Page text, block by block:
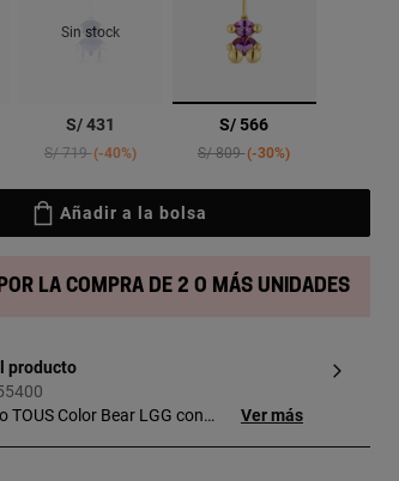
Sin stock
S/ 431
Price reduced from
S/ 719to-40%
seleccionado
S/ 566
Price reduced from
S/ 809to-30%
Añadir a la bolsa
la compra de 2 o más unidades
producto
TOUS Color Bear LGG con
Ver más